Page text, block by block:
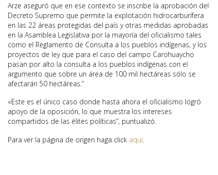
Arze aseguró que en ese contexto se inscribe la aprobación del
Decreto Supremo que permite la explotación hidrocarburífera
en las 22 áreas protegidas del país y otras medidas aprobadas
en la Asamblea Legislativa por la mayoría del oficialismo tales
como el Reglamento de Consulta a los pueblos indígenas, y los
proyectos de ley que para el caso del campo Carohuaycho
pasan por alto la consulta a los pueblos indígenas con el
argumento que sobre un área de 100 mil hectáreas sólo se
afectarán 50 hectáreas.”
«Este es el único caso donde hasta ahora el oficialismo logró
apoyo de la oposición, lo que muestra los intereses
compartidos de las élites políticas”, puntualizó.
Para ver la página de origen haga click aquí.